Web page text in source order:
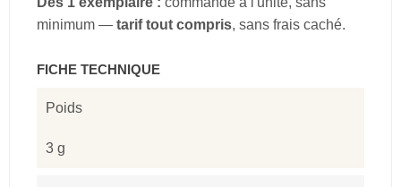
minimum — tarif tout compris, sans frais caché.
FICHE TECHNIQUE
Poids
3 g